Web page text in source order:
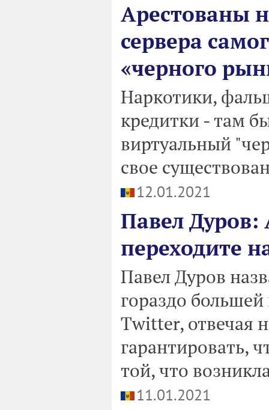
Арестованы
сервера
«черного
Наркотики,
кредитки - там
виртуальный
свое
12.01.2021
Павел Дуров:
переходите
Павел Дуров
гораздо
Twitter, отвечая
гарантировать,
той, что
11.01.2021